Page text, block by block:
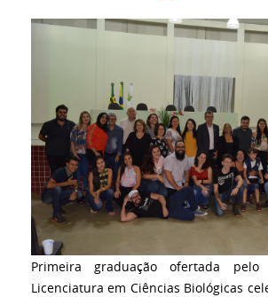
Primeira graduação ofertada
Licenciatura em Ciências Biológicas